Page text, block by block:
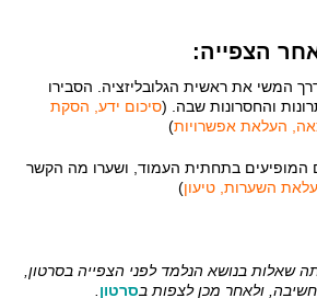
הצפייה:
המשי את ראשית הגלובליזציה. הסבירו
והחסרונות שבה. (סיכום ידע, הסקת
העלאת אפשרויות)
המופיעים בתחתית העמוד, ושערו מה הקשר
השערות, טיעון)
שאלות בנושא הנלמד לפני הצפייה בסרטון,
חשיבה, ולאחר מכן לצפות בסרטון